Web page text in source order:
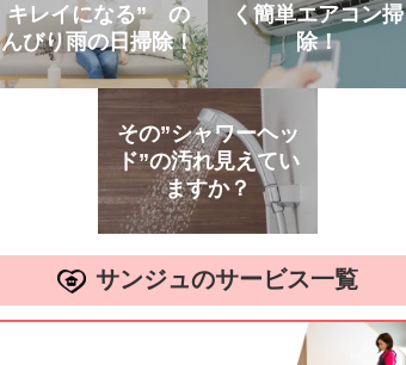
キレイになる” の
んびり雨の日掃除！
く簡単エアコン掃
除！
その”シャワーヘッ
ド”の汚れ見えてい
ますか？
サンジュのサービス一覧